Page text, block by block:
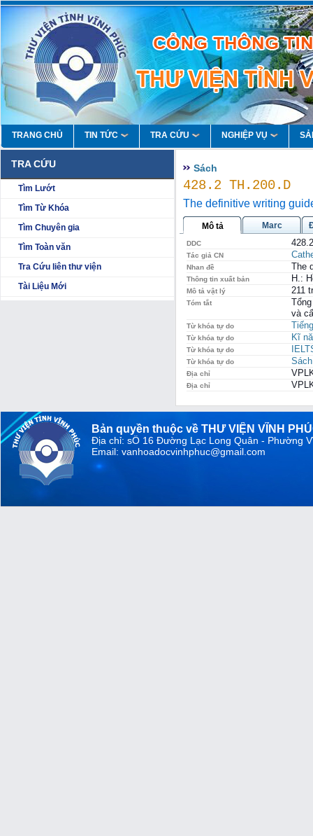
TRANG CHỦ TIN TỨC TRA CỨU NGHIỆP VỤ
TRA CỨU
Tìm Lướt
Tìm Từ Khóa
Tìm Chuyên gia
Tìm Toàn văn
Tra Cứu liên thư viện
Tài Liệu Mới
Sách
428.2 TH.200.D
The definitive writing
Mô tả Marc
DDC 428.2
Tác giả CN
Nhan đề The
Thông tin xuất bản H.:
Mô tả vật lý 211
Tóm tắt
và
Từ khóa tự do
Từ khóa tự do Kĩ
Từ khóa tự do
Từ khóa tự do
Địa chỉ
Địa chỉ
Bản quyền thuộc về THƯ VIỆN VĨNH
Địa chỉ: sỐ 16 Đường Lạc Long Quân - Phường
Email: vanhoadocvinhphuc@gmail.com